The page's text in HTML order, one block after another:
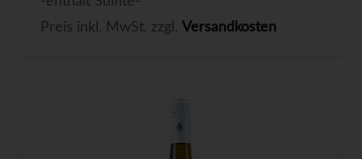
Preis inkl. MwSt. zzgl. Versandkosten